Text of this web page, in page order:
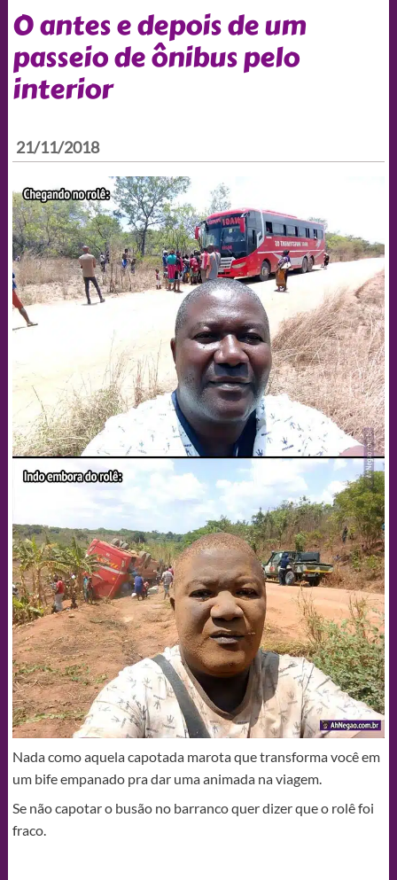
O antes e depois de um
passeio de ônibus pelo
interior
21/11/2018
Nada como aquela capotada marota que transforma você em
um bife empanado pra dar uma animada na viagem.
Se não capotar o busão no barranco quer dizer que o rolê foi
fraco.